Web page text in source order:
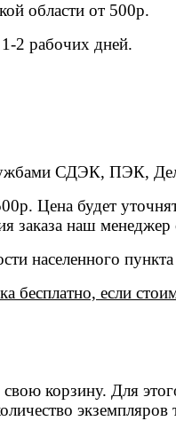
области от 500р.
1-2 рабочих дней.
СДЭК, ПЭК,
Цена будет
заказа наш менеджер
населенного
бесплатно, если
свою корзину. Для
экземпляров